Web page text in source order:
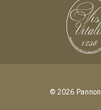
© 2026